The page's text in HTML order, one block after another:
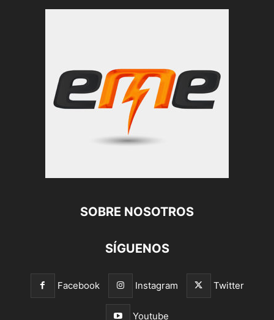
SOBRE NOSOTROS
SÍGUENOS
Facebook Instagram Twitter
Youtube